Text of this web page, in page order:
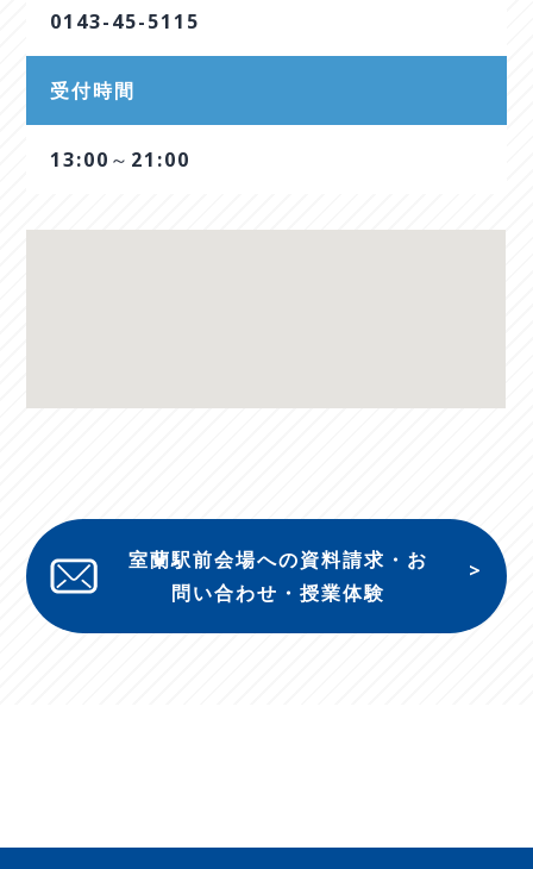
0143-45-5115
受付時間
13:00～21:00
室蘭駅前会場への資料請求・お
問い合わせ・授業体験